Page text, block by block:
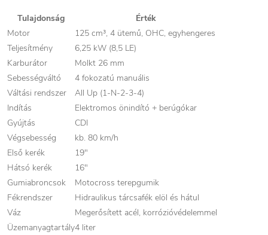
Tulajdonság
Érték
Motor
125 cm³, 4 ütemű, OHC, egyhengeres
Teljesítmény
6,25 kW (8,5 LE)
Karburátor
Molkt 26 mm
Sebességváltó
4 fokozatú manuális
Váltási rendszer
All Up (1-N-2-3-4)
Indítás
Elektromos önindító + berúgókar
Gyújtás
CDI
Végsebesség
kb. 80 km/h
Első kerék
19"
Hátsó kerék
16"
Gumiabroncsok
Motocross terepgumik
Fékrendszer
Hidraulikus tárcsafék elöl és hátul
Váz
Megerősített acél, korrózióvédelemmel
Üzemanyagtartály4 liter